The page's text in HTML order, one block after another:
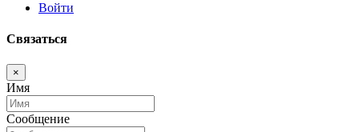
Войти
Связаться
×
Имя
Сообщение